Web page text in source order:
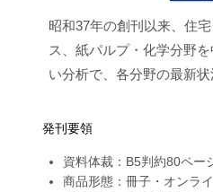
昭和37年の創刊以来、住
ス、紙パルプ・化学分野
い分析で、各分野の最新状
発刊要領
資料体裁：B5判約80ペー
商品形態：冊子・オンラ